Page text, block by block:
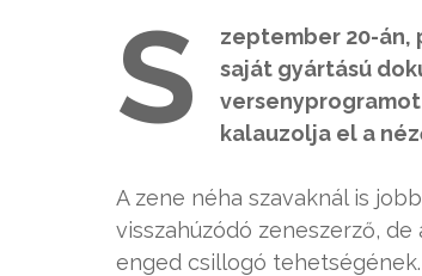
S zeptember 20-án,
saját gyártású
kalauzolja el a
A zene néha szavaknál is
visszahúzódó zeneszerző,
enged csillogó